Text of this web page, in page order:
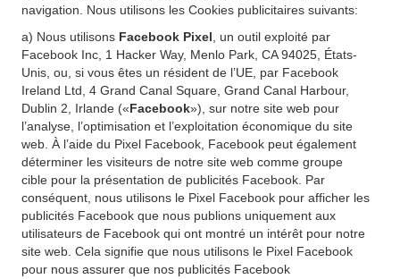
navigation. Nous utilisons les Cookies publicitaires suivants:
a) Nous utilisons Facebook Pixel , un outil exploité par
Facebook Inc, 1 Hacker Way, Menlo Park, CA 94025, États-
Unis, ou, si vous êtes un résident de l’UE, par Facebook
Ireland Ltd, 4 Grand Canal Square, Grand Canal Harbour,
Dublin 2, Irlande («Facebook»), sur notre site web pour
l’analyse, l’optimisation et l’exploitation économique du site
web. À l’aide du Pixel Facebook, Facebook peut également
déterminer les visiteurs de notre site web comme groupe
cible pour la présentation de publicités Facebook. Par
conséquent, nous utilisons le Pixel Facebook pour afficher les
publicités Facebook que nous publions uniquement aux
utilisateurs de Facebook qui ont montré un intérêt pour notre
site web. Cela signifie que nous utilisons le Pixel Facebook
pour nous assurer que nos publicités Facebook